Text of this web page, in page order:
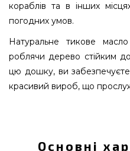
кораблів та в інших
погодних умов.
Натуральне тикове
роблячи дерево стійким
цю дошку, ви
красивий вироб, що
за доступною
Основні